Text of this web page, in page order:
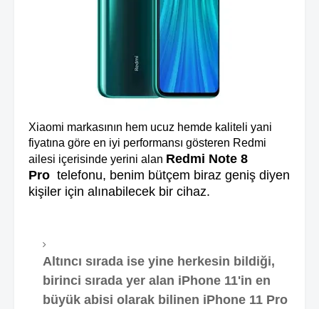
Xiaomi markasının hem ucuz hemde kaliteli yani
fiyatına göre en iyi performansı gösteren Redmi
ailesi içerisinde yerini alan Redmi Note 8
Pro telefonu, benim bütçem biraz geniş diyen
kişiler için alınabilecek bir cihaz.
Altıncı sırada ise yine herkesin bildiği,
birinci sırada yer alan iPhone 11'in en
büyük abisi olarak bilinen iPhone 11 Pro